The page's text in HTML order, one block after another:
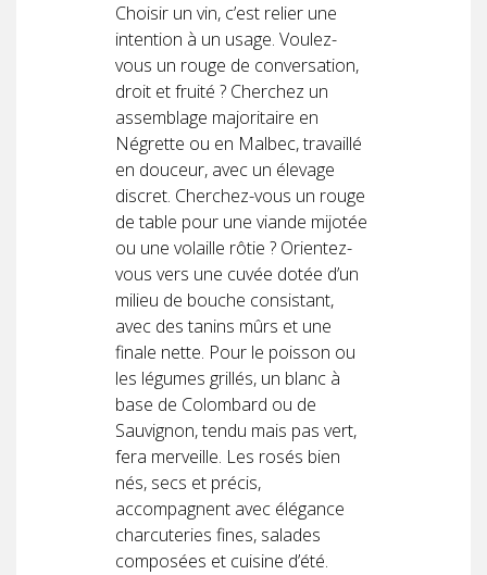
Choisir un vin, c’est relier une
intention à un usage. Voulez-
vous un rouge de conversation,
droit et fruité ? Cherchez un
assemblage majoritaire en
Négrette ou en Malbec, travaillé
en douceur, avec un élevage
discret. Cherchez-vous un rouge
de table pour une viande mijotée
ou une volaille rôtie ? Orientez-
vous vers une cuvée dotée d’un
milieu de bouche consistant,
avec des tanins mûrs et une
finale nette. Pour le poisson ou
les légumes grillés, un blanc à
base de Colombard ou de
Sauvignon, tendu mais pas vert,
fera merveille. Les rosés bien
nés, secs et précis,
accompagnent avec élégance
charcuteries fines, salades
composées et cuisine d’été.